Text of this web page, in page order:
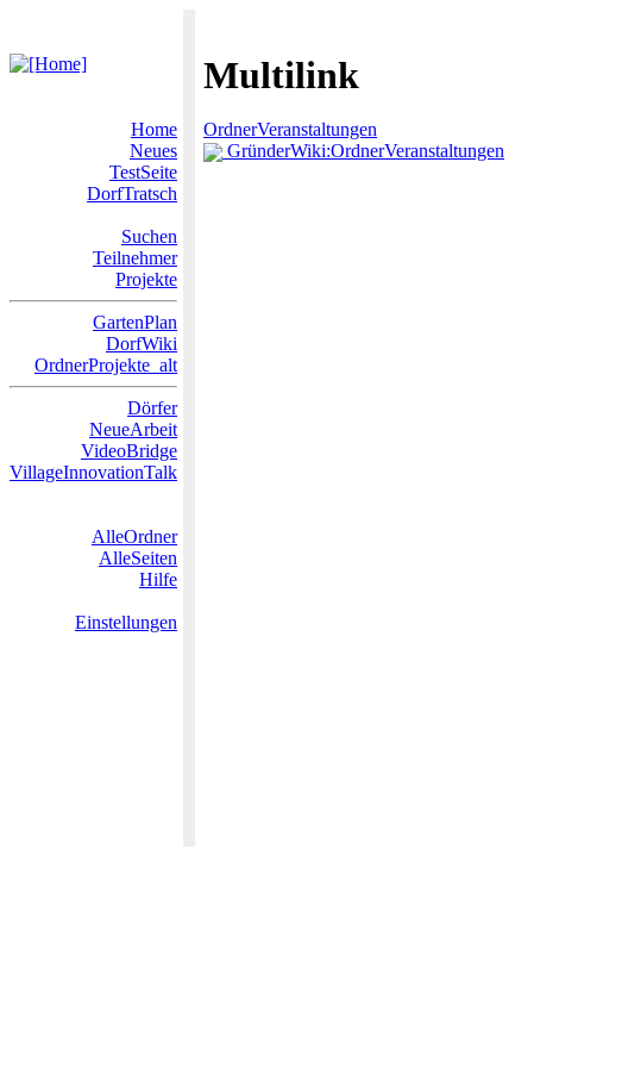
Multilink
Home
Neues
TestSeite
DorfTratsch
Suchen
Teilnehmer
Projekte
GartenPlan
DorfWiki
OrdnerProjekte_alt
Dörfer
NeueArbeit
VideoBridge
VillageInnovationTalk
AlleOrdner
AlleSeiten
Hilfe
Einstellungen
OrdnerVeranstaltungen
GründerWiki:OrdnerVeranstaltungen